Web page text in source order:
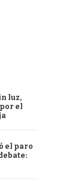
luz,
el
el paro